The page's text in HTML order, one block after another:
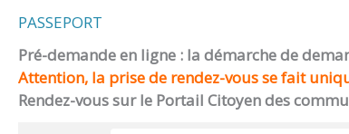
PASSEPORT
Pré-demande en ligne : la démarche de
Attention, la prise de rendez-vous se fait
Rendez-vous sur le Portail Citoyen des